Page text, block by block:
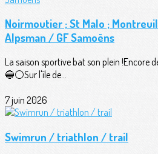
Noirmoutier ; St Malo ;
Alpsman / GF Samoëns
La saison sportive bat son plein !Encore
🔵⚪️Sur l'île de...
7 juin 2026
Swimrun / triathlon / trail